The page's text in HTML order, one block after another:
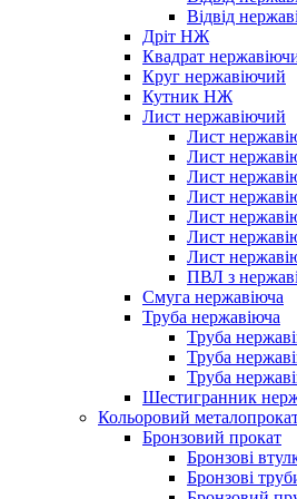
Відвід
Дріт НЖ
Квадрат
Круг нержавіючий
Кутник НЖ
Лист нержавіючий
Лист
Лист
Лист
Лист
Лист
Лист
Лист
ПВЛ з
Смуга нержавіюча
Труба нержавіюча
Труба
Труба
Труба
Шестигранник
Кольоровий
Бронзовий прокат
Бронзові
Бронзові